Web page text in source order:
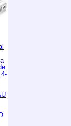
4-